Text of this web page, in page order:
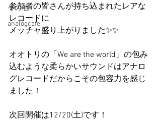
その他
analogcafe
参加者の皆さんが持ち込まれたレアな
レコードに
メッチャ盛り上がりました✨✨
オオトリの「We are the world」の包み
込むような柔らかいサウンドはアナロ
グレコードだからこその包容力を感じ
ました！
次回開催は12/20(土)です！